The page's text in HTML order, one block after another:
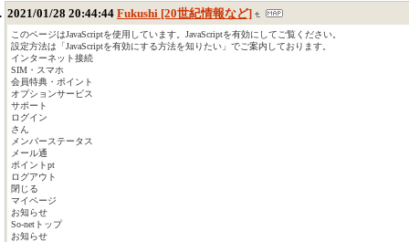
2021/01/28 20:44:44 Fukushi [20世紀情報など]
このページはJavaScriptを使用しています。JavaScriptを有効にしてご覧ください。
設定方法は「JavaScriptを有効にする方法を知りたい」でご案内しております。
インターネット接続
SIM・スマホ
会員特典・ポイント
オプションサービス
サポート
ログイン
さん
メンバーステータス
メール通
ポイントpt
ログアウト
閉じる
マイページ
お知らせ
So-netトップ
お知らせ